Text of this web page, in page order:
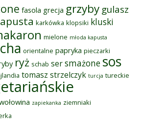
fasola grecja grzyby gulasz
karkówka klopsiki kluski
mielone młoda kapusta
orientalne papryka pieczarki
ryż schab sersmażone sos
tomasz strzelczyk turcja tureckie
zapiekanka ziemniaki